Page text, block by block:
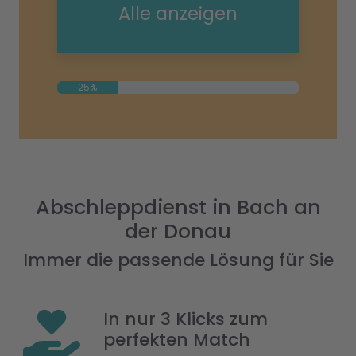
Alle anzeigen
25%
Abschleppdienst in Bach an
der Donau
Immer die passende Lösung für Sie
In nur 3 Klicks zum
perfekten Match